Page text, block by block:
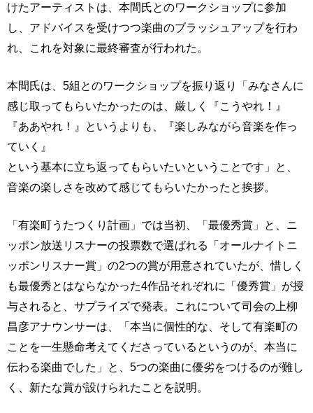
けたアーティストは、本間氏とのワークショップに参加
し、アドバイスを受けつつ楽曲のブラッシュアップを行わ
れ、これを対象に最終審査が行われた。
本間氏は、5組とのワークショップを振り返り「みなさんに
感じ取ってもらいたかったのは、厳しく『こうやれ！』
『ああやれ！』というよりも、『楽しみながら音楽を作っ
ていく』
という基本に立ち返ってもらいたいということです」と、
音楽の楽しさを改めて感じてもらいたかったと挨拶。
「有楽町うたつくり計画」では当初、「最優秀賞」と、ニ
ッポン放送リスナーの投票数で選ばれる「オールナイトニ
ッポンリスナー賞」の2つの賞が用意されていたが、惜しく
も最優秀とはならなかった4作品それぞれに「優秀賞」が授
与されると、サプライズで発表。これについて司会の上柳
昌彦アナウンサーは、「本当に個性的な、そして有楽町の
ことを一生懸命考えてくださっているというのが、本当に
伝わる楽曲でした」と、5つの楽曲に優劣をつけるのが難し
く、新たな賞が設けられたことを説明。